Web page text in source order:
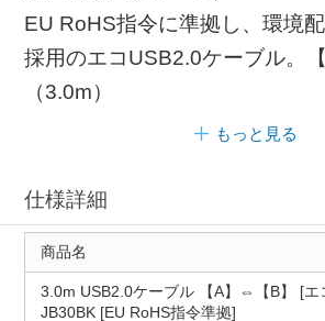
EU RoHS指令に準拠し、環境
採用のエコUSB2.0ケーブル。
（3.0m）
もっと見る
仕様詳細
商品名
3.0m USB2.0ケーブル 【A】⇔【B】 [エ
JB30BK [EU RoHS指令準拠]